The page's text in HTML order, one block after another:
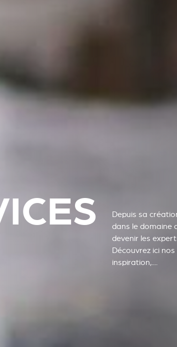
Depuis sa
dans le domaine
devenir les
Découvrez ici
inspiration,....